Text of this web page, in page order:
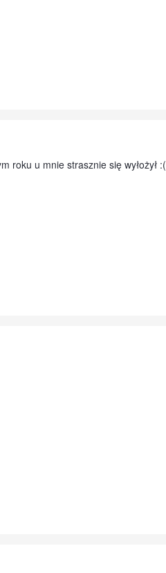
roku u mnie strasznie się wyłożył :(